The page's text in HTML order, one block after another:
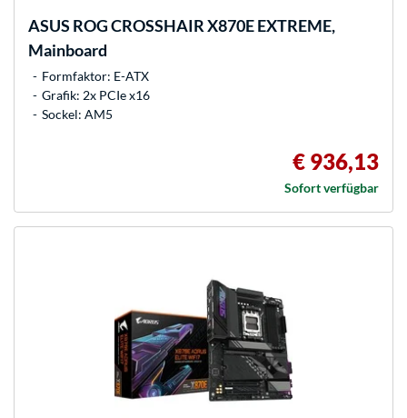
ASUS ROG CROSSHAIR X870E EXTREME,
Mainboard
Formfaktor: E-ATX
Grafik: 2x PCIe x16
Sockel: AM5
€ 936,13
Sofort verfügbar